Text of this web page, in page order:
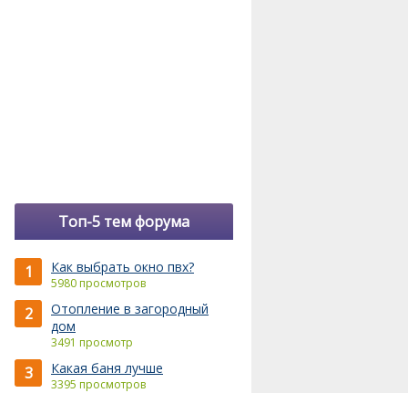
Топ-5 тем форума
1 Как выбрать окно пвх?
5980 просмотров
2
Отопление в загородный
дом
3491 просмотр
3 Какая баня лучше
3395 просмотров